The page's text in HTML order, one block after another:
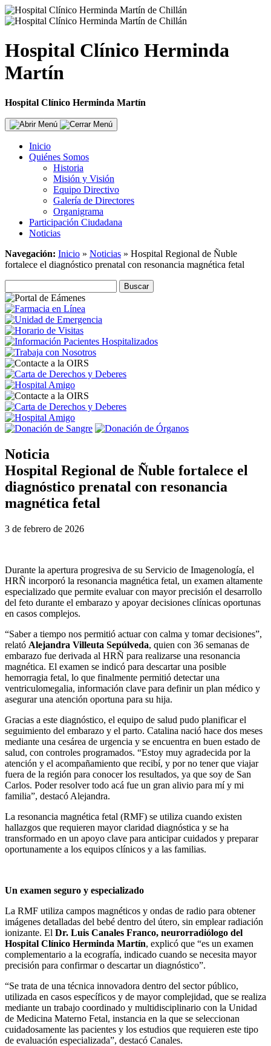
Hospital Clínico Herminda
Martín
Hospital Clínico Herminda Martín
Inicio
Quiénes Somos
Historia
Misión y Visión
Equipo Directivo
Galería de Directores
Organigrama
Participación Ciudadana
Noticias
Navegación: Inicio » Noticias » Hospital Regional de Ñuble
fortalece el diagnóstico prenatal con resonancia magnética fetal
Noticia
Hospital Regional de Ñuble fortalece el
diagnóstico prenatal con resonancia
magnética fetal
3 de febrero de 2026
Durante la apertura progresiva de su Servicio de Imagenología, el
HRÑ incorporó la resonancia magnética fetal, un examen altamente
especializado que permite evaluar con mayor precisión el desarrollo
del feto durante el embarazo y apoyar decisiones clínicas oportunas
en casos complejos.
“Saber a tiempo nos permitió actuar con calma y tomar decisiones”,
relató Alejandra Villeuta Sepúlveda, quien con 36 semanas de
embarazo fue derivada al HRÑ para realizarse una resonancia
magnética. El examen se indicó para descartar una posible
hemorragia fetal, lo que finalmente permitió detectar una
ventriculomegalia, información clave para definir un plan médico y
asegurar una atención oportuna para su hija.
Gracias a este diagnóstico, el equipo de salud pudo planificar el
seguimiento del embarazo y el parto. Catalina nació hace dos meses
mediante una cesárea de urgencia y se encuentra en buen estado de
salud, con controles programados. “Estoy muy agradecida por la
atención y el acompañamiento que recibí, y por no tener que viajar
fuera de la región para conocer los resultados, ya que soy de San
Carlos. Poder resolver todo acá fue un gran alivio para mí y mi
familia”, destacó Alejandra.
La resonancia magnética fetal (RMF) se utiliza cuando existen
hallazgos que requieren mayor claridad diagnóstica y se ha
transformado en un apoyo clave para anticipar cuidados y preparar
oportunamente a los equipos clínicos y a las familias.
Un examen seguro y especializado
La RMF utiliza campos magnéticos y ondas de radio para obtener
imágenes detalladas del bebé dentro del útero, sin emplear radiación
ionizante. El Dr. Luis Canales Franco, neurorradiólogo del
Hospital Clínico Herminda Martín, explicó que “es un examen
complementario a la ecografía, indicado cuando se necesita mayor
precisión para confirmar o descartar un diagnóstico”.
“Se trata de una técnica innovadora dentro del sector público,
utilizada en casos específicos y de mayor complejidad, que se realiza
mediante un trabajo coordinado y multidisciplinario con la Unidad
de Medicina Materno Fetal, instancia en la que se seleccionan
cuidadosamente las pacientes y los estudios que requieren este tipo
de evaluación especializada”, destacó Canales.